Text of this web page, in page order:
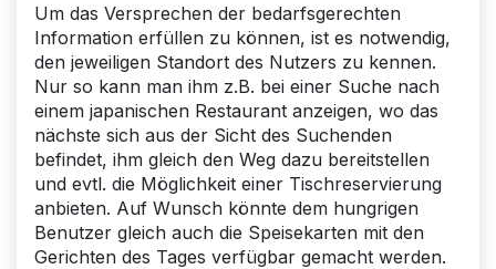
Um das Versprechen der bedarfsgerechten
Information erfüllen zu können, ist es notwendig,
den jeweiligen Standort des Nutzers zu kennen.
Nur so kann man ihm z.B. bei einer Suche nach
einem japanischen Restaurant anzeigen, wo das
nächste sich aus der Sicht des Suchenden
befindet, ihm gleich den Weg dazu bereitstellen
und evtl. die Möglichkeit einer Tisch­reservierung
anbieten. Auf Wunsch könnte dem hungrigen
Benutzer gleich auch die Speise­karten mit den
Gerichten des Tages verfügbar gemacht werden.